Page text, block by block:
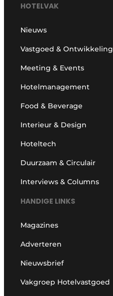
HOTELVAK
Nieuws
Vastgoed & Ontwikkeling
Meeting & Events
Hotelmanagement
Food & Beverage
Interieur & Design
Hoteltech
Duurzaam & Circulair
Interviews & Columns
HANDIGE LINKS
Magazines
Adverteren
Nieuwsbrief
Vakgroep Hotelvastgoed